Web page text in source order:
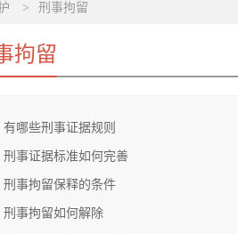
> 刑事拘留
拘留
有哪些刑事证据规则
刑事证据标准如何完善
刑事拘留保释的条件
刑事拘留如何解除